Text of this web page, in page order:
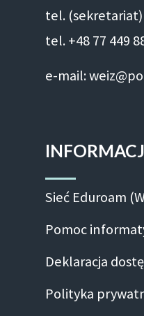
tel. (sekretariat)
tel. +48 77 449
e-mail:
Sieć Eduroam
Pomoc
Deklaracja
Polityka